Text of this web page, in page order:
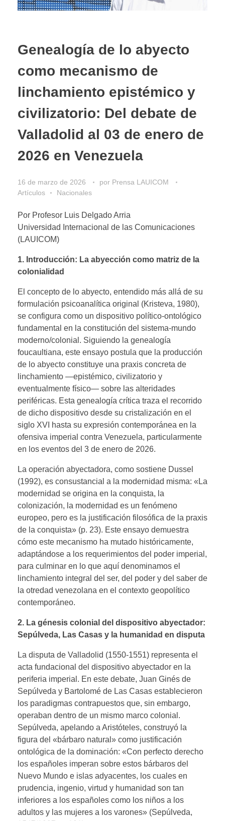
Genealogía de lo abyecto
como mecanismo de
linchamiento epistémico y
civilizatorio: Del debate de
Valladolid al 03 de enero de
2026 en Venezuela
16 de marzo de 2026 por Prensa LAUICOM
Artículos
Nacionales
Por Profesor Luis Delgado Arria
Universidad Internacional de las Comunicaciones
(LAUICOM)
1. Introducción: La abyección como matriz de la
colonialidad
El concepto de lo abyecto, entendido más allá de su
formulación psicoanalítica original (Kristeva, 1980),
se configura como un dispositivo político-ontológico
fundamental en la constitución del sistema-mundo
moderno/colonial. Siguiendo la genealogía
foucaultiana, este ensayo postula que la producción
de lo abyecto constituye una praxis concreta de
linchamiento —epistémico, civilizatorio y
eventualmente físico— sobre las alteridades
periféricas. Esta genealogía crítica traza el recorrido
de dicho dispositivo desde su cristalización en el
siglo XVI hasta su expresión contemporánea en la
ofensiva imperial contra Venezuela, particularmente
en los eventos del 3 de enero de 2026.
La operación abyectadora, como sostiene Dussel
(1992), es consustancial a la modernidad misma: «La
modernidad se origina en la conquista, la
colonización, la modernidad es un fenómeno
europeo, pero es la justificación filosófica de la praxis
de la conquista» (p. 23). Este ensayo demuestra
cómo este mecanismo ha mutado históricamente,
adaptándose a los requerimientos del poder imperial,
para culminar en lo que aquí denominamos el
linchamiento integral del ser, del poder y del saber de
la otredad venezolana en el contexto geopolítico
contemporáneo.
2. La génesis colonial del dispositivo abyectador:
Sepúlveda, Las Casas y la humanidad en disputa
La disputa de Valladolid (1550-1551) representa el
acta fundacional del dispositivo abyectador en la
periferia imperial. En este debate, Juan Ginés de
Sepúlveda y Bartolomé de Las Casas establecieron
los paradigmas contrapuestos que, sin embargo,
operaban dentro de un mismo marco colonial.
Sepúlveda, apelando a Aristóteles, construyó la
figura del «bárbaro natural» como justificación
ontológica de la dominación: «Con perfecto derecho
los españoles imperan sobre estos bárbaros del
Nuevo Mundo e islas adyacentes, los cuales en
prudencia, ingenio, virtud y humanidad son tan
inferiores a los españoles como los niños a los
adultos y las mujeres a los varones» (Sepúlveda,